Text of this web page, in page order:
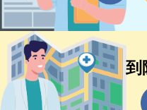
到